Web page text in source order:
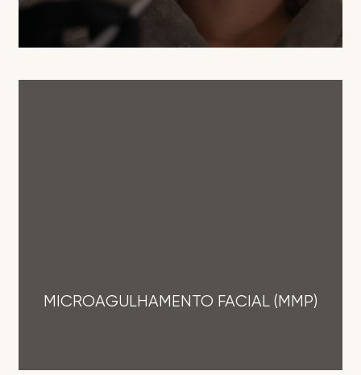
MICROAGULHAMENTO FACIAL (MMP)